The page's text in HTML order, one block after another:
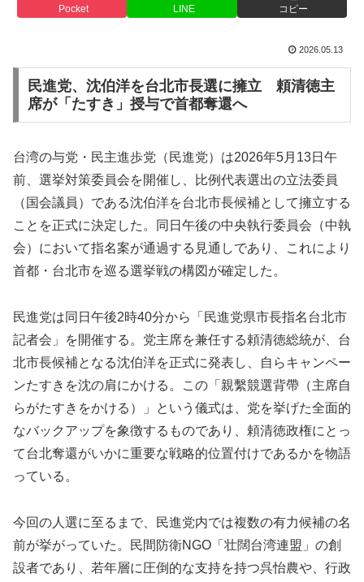
Pocket LINE コピー
2026.05.13
民進党、沈伯洋を台北市長選に擁立 頼清徳主
席が「たすき」授与で首都奪還へ
台湾の与党・民主進歩党（民進党）は2026年5月13日午
前、選挙対策委員会を開催し、比例代表選出の立法委員
（国会議員）である沈伯洋を台北市長候補として擁立する
ことを正式に決定した。同日午後の中央執行委員会（中執
会）において指名案が通過する見通しであり、これにより
首都・台北市を巡る選挙戦の構図が確定した。
民進党は同日午後2時40分から「民進党県市長指名台北市
記者会」を開催する。党主席を兼任する頼清徳総統が、台
北市長候補となる沈伯洋を正式に発表し、自らキャンペー
ンたすきを沈の肩にかける。この「親繫競選背帶（主席自
らがたすきをかける）」という儀式は、党を挙げた全面的
なバックアップを象徴するものであり、頼清徳政権にとっ
て台北奪還がいかに重要な戦略的位置付けであるかを物語
っている。
今回の人選に至るまで、民進党内では複数の有力候補の名
前が挙がっていた。民間防衛NGO「壮闊台湾連盟」の創
設者であり、若年層に圧倒的な支持を持つ呉怡農や、行政